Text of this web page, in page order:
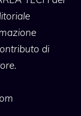
di